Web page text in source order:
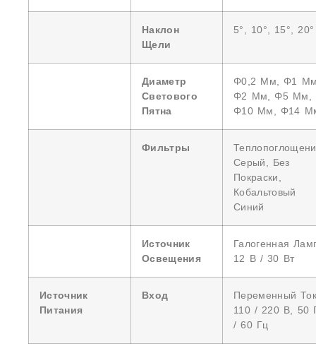
Наклон
Щели
5°, 10°, 15°, 20°
Диаметр
Светового
Пятна
Φ0,2 Мм, Φ1
Φ2 Мм, Φ5 Мм,
Φ10 Мм, Φ14
Фильтры
Серый, Без
Покраски,
Кобальтовый
Синий
Источник
Освещения
Галогенная
12 В / 30 Вт
Источник
Питания
Вход
Переменный
110 / 220 В, 50
/ 60 Гц